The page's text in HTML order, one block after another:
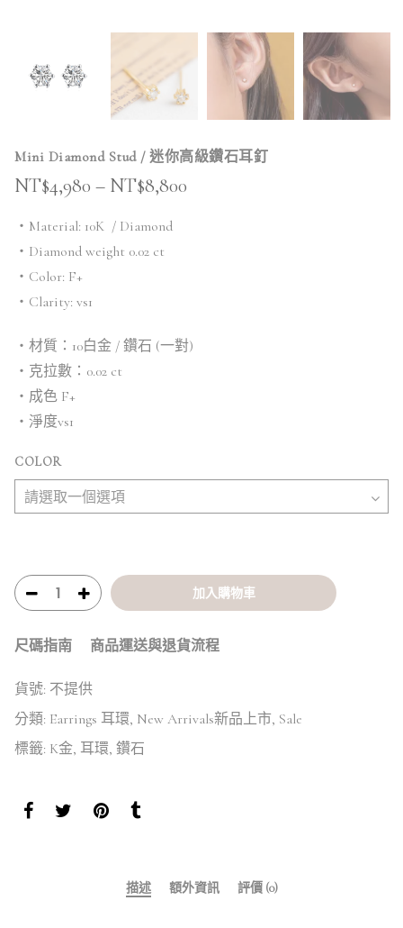
Mini Diamond Stud / 迷你高級鑽石耳釘
NT$4,980 – NT$8,800
・Material: 10K / Diamond
・Diamond weight 0.02 ct
・Color: F+
・Clarity: vs1
・材質：10白金 / 鑽石 (一對)
・克拉數：0.02 ct
・成色 F+
・淨度vs1
COLOR
加入購物車
尺碼指南 商品運送與退貨流程
貨號: 不提供
分類: Earrings 耳環, New Arrivals新品上市, Sale
標籤: K金, 耳環, 鑽石
描述 額外資訊 評價 (0)